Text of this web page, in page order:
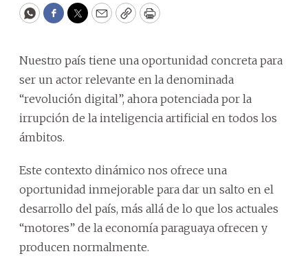
WhatsApp
Facebook
Twitter
EmailCopyPrint
Nuestro país tiene una oportunidad concreta para
ser un actor relevante en la denominada
“revolución digital”, ahora potenciada por la
irrupción de la inteligencia artificial en todos los
ámbitos.
Este contexto dinámico nos ofrece una
oportunidad inmejorable para dar un salto en el
desarrollo del país, más allá de lo que los actuales
“motores” de la economía paraguaya ofrecen y
producen normalmente.